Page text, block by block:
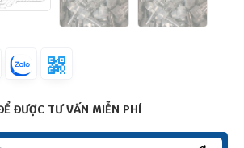
ĐƯỢC TƯ VẤN MIỄN PHÍ